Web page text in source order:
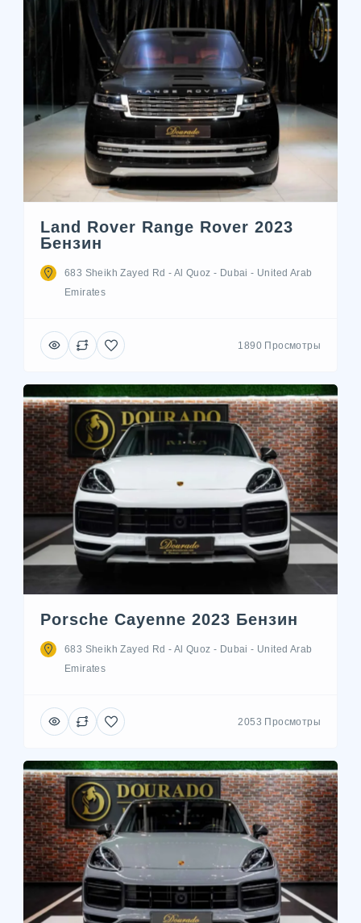
Land Rover Range Rover 2023
Бензин
683 Sheikh Zayed Rd - Al Quoz - Dubai - United Arab
Emirates
1890 Просмотры
Porsche Cayenne 2023 Бензин
683 Sheikh Zayed Rd - Al Quoz - Dubai - United Arab
Emirates
2053 Просмотры